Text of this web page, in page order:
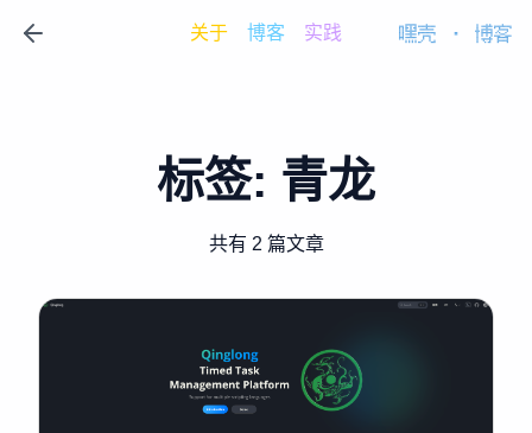
关于 博客 实践 嘿壳 · 博客
标签: 青龙
共有 2 篇文章